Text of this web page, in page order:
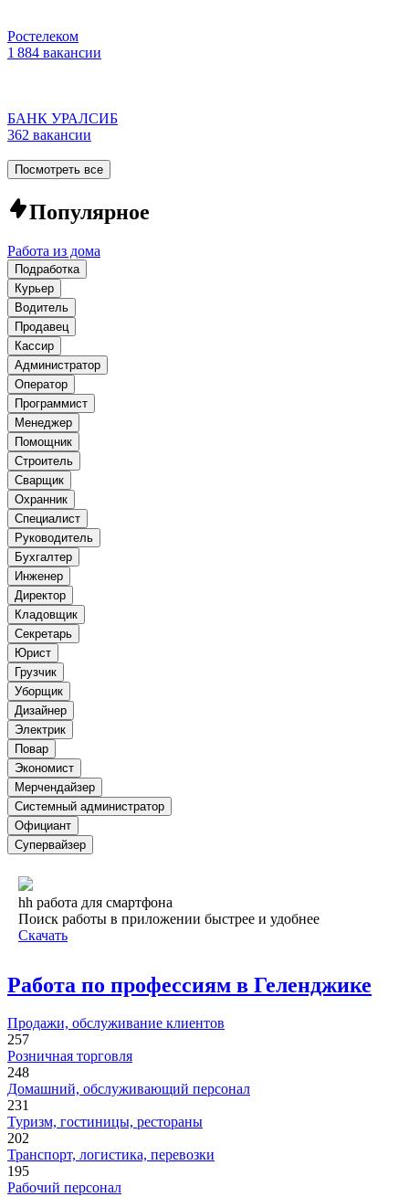
Ростелеком
1 884 вакансии
БАНК УРАЛСИБ
362 вакансии
Посмотреть все
Популярное
Работа из дома
Подработка
Курьер
Водитель
Продавец
Кассир
Администратор
Оператор
Программист
Менеджер
Помощник
Строитель
Сварщик
Охранник
Специалист
Руководитель
Бухгалтер
Инженер
Директор
Кладовщик
Секретарь
Юрист
Грузчик
Уборщик
Дизайнер
Электрик
Повар
Экономист
Мерчендайзер
Системный администратор
Официант
Супервайзер
hh работа для смартфона
Поиск работы в приложении быстрее и удобнее
Скачать
Работа по профессиям в Геленджике
Продажи, обслуживание клиентов
257
Розничная торговля
248
Домашний, обслуживающий персонал
231
Туризм, гостиницы, рестораны
202
Транспорт, логистика, перевозки
195
Рабочий персонал